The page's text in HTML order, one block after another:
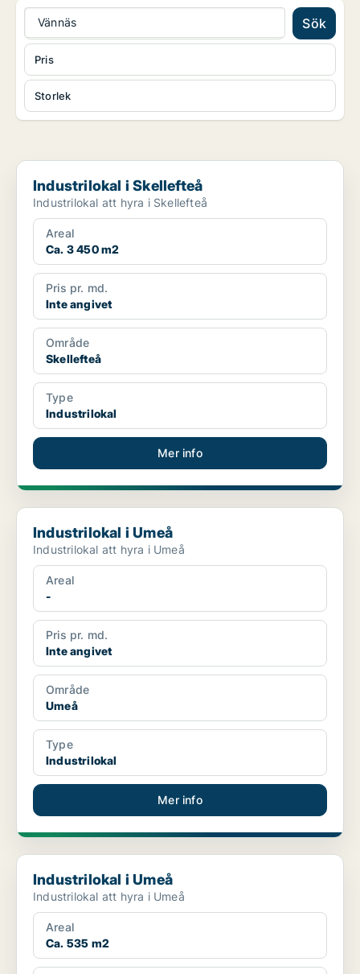
Vännäs Sök
Storlek
Pris
Industrilokal i Skellefteå
Industrilokal i Skellefteå
Industrilokal att hyra i Skellefteå
Areal
Ca. 3 450 m2
Pris pr. md.
Inte angivet
Område
Skellefteå
Type
Industrilokal
Mer info
Industrilokal i Umeå
Industrilokal i Umeå
Industrilokal att hyra i Umeå
Areal
-
Pris pr. md.
Inte angivet
Område
Umeå
Type
Industrilokal
Mer info
Industrilokal i Umeå
Industrilokal i Umeå
Industrilokal att hyra i Umeå
Areal
Ca. 535 m2